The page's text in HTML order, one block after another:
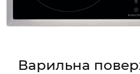
Варильна